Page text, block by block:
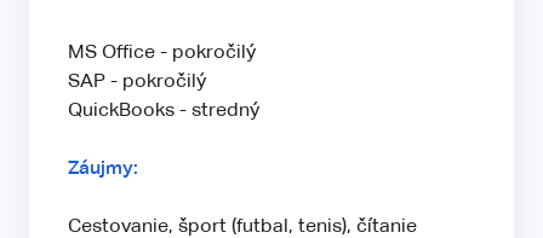
MS Office - pokročilý
SAP - pokročilý
QuickBooks - stredný
Záujmy:
Cestovanie, šport (futbal, tenis), čítanie